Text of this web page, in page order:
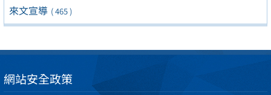
來文宣導 ( 465 )
網站安全政策